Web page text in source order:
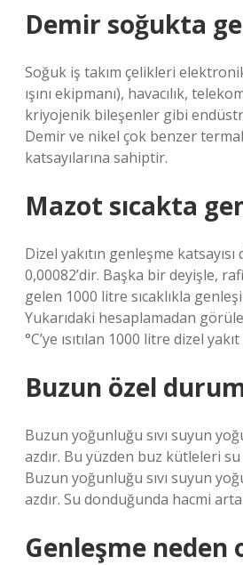
Demir soğukta
Soğuk iş takım çelikleri
ışını ekipmanı), havacılık,
kriyojenik bileşenler gibi
Demir ve nikel çok benzer
katsayılarına sahiptir.
Mazot sıcakta
Dizel yakıtın genleşme katsayısı
0,00082’dir. Başka bir deyişle,
gelen 1000 litre sıcaklıkla
Yukarıdaki hesaplamadan
°C’ye ısıtılan 1000 litre dizel
Buzun özel
Buzun yoğunluğu sıvı suyun
azdır. Bu yüzden buz kütleleri
Buzun yoğunluğu sıvı suyun
azdır. Su donduğunda hacmi
Genleşme neden